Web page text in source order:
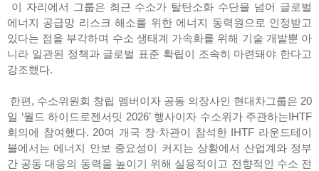
이 자리에서 그룹은 최근 수소가 탈탄소화 수단을 넘어 글로벌
에너지 공급망 리스크 해소를 위한 에너지 동력원으로 인정받고
있다는 점을 부각하며 수소 생태계 가속화를 위해 기술 개발뿐 아
니라 일관된 정책과 글로벌 표준 확립이 조속히 마련돼야 한다고
강조했다.
한편, 수소위원회 창립 멤버이자 공동 의장사인 현대차그룹은 20
일 ‘월드 하이드로젠서밋 2026’ 행사이자 수소위가 주관하는IHTF
회의에 참여했다. 20여 개국 장·차관이 참석한 IHTF 라운드테이
블에서는 에너지 안보 중요성이 커지는 상황에서 산업계와 정부
간 공동 대응의 동력을 높이기 위해 실용적이고 전향적인 수소 전